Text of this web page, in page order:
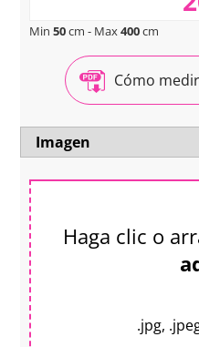
Min50cm - Max400cm
Cómo
Imagen
Haga clic o
.jpg,